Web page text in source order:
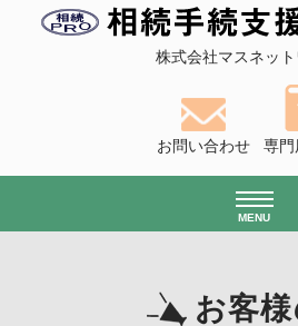
株式会社マスネット
お問い合わせ 専門
MENU
お客